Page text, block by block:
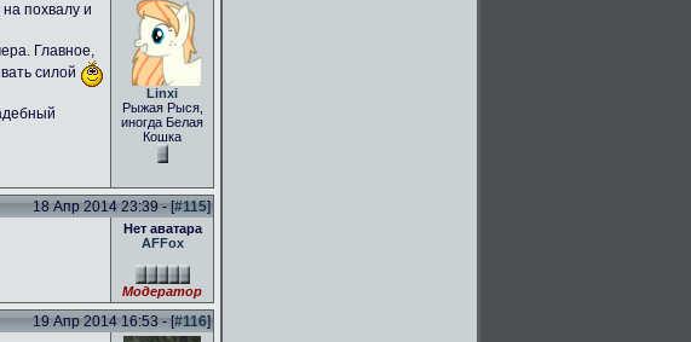
похвалу и
Главное,
силой
Linxi
Рыжая Рыся,
иногда Белая
Кошка
18 Апр 2014 23:39 - [#115]
Нет аватара
AFFox
Модератор
19 Апр 2014 16:53 - [#116]